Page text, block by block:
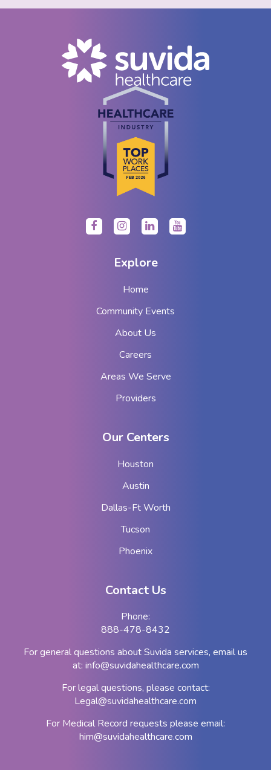
Explore
Home
Community Events
About Us
Careers
Areas We Serve
Providers
Our Centers
Houston
Austin
Dallas-Ft Worth
Tucson
Phoenix
Contact Us
Phone:
888-478-8432
For general questions about Suvida services, email us
at: info@suvidahealthcare.com
For legal questions, please contact:
Legal@suvidahealthcare.com
For Medical Record requests please email:
him@suvidahealthcare.com